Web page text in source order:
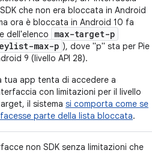
che non era bloccata in Android
ora è bloccata in Android 10 fa
dell'elenco
max-target-p
max-p ), dove "p" sta per Pie
9 (livello API 28).
tua app tenta di accedere a
con limitazioni per il livello
il sistema si comporta come se
facesse parte della lista bloccata.
non SDK senza limitazioni che